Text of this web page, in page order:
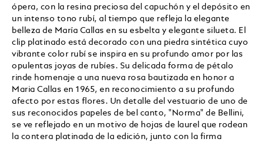
ópera, con la resina preciosa del capuchón y el depósito en
un intenso tono rubí, al tiempo que refleja la elegante
belleza de María Callas en su esbelta y elegante silueta. El
clip platinado está decorado con una piedra sintética cuyo
vibrante color rubí se inspira en su profundo amor por las
opulentas joyas de rubíes. Su delicada forma de pétalo
rinde homenaje a una nueva rosa bautizada en honor a
Maria Callas en 1965, en reconocimiento a su profundo
afecto por estas flores. Un detalle del vestuario de uno de
sus reconocidos papeles de bel canto, "Norma" de Bellini,
se ve reflejado en un motivo de hojas de laurel que rodean
la contera platinada de la edición, junto con la firma